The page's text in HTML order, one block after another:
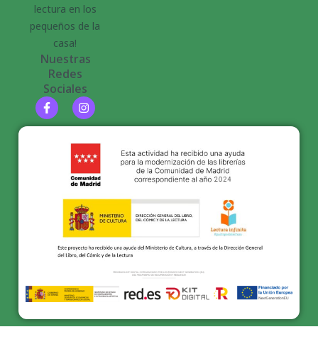
lectura en los
pequeños de la
casa!
Nuestras
Redes
Sociales